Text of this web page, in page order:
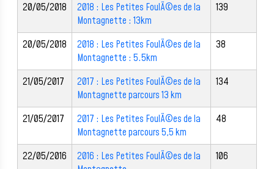
20/05/2018
2018 : Les Petites FoulÃ©es de la
Montagnette : 13km
139
20/05/2018
2018 : Les Petites FoulÃ©es de la
Montagnette : 5.5km
38
21/05/2017
2017 : Les Petites FoulÃ©es de la
Montagnette parcours 13 km
134
21/05/2017
2017 : Les Petites FoulÃ©es de la
Montagnette parcours 5,5 km
48
22/05/2016
2016 : Les Petites FoulÃ©es de la
106